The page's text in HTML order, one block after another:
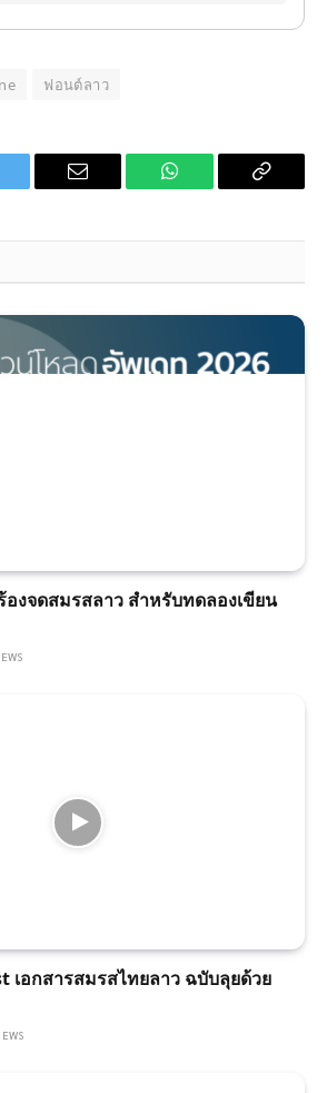
ฟอนต์ลาว
Email WhatsApp Copy
งจดสมรสลาว สำหรับทดลองเขียน
เอกสารสมรสไทยลาว ฉบับลุยด้วย